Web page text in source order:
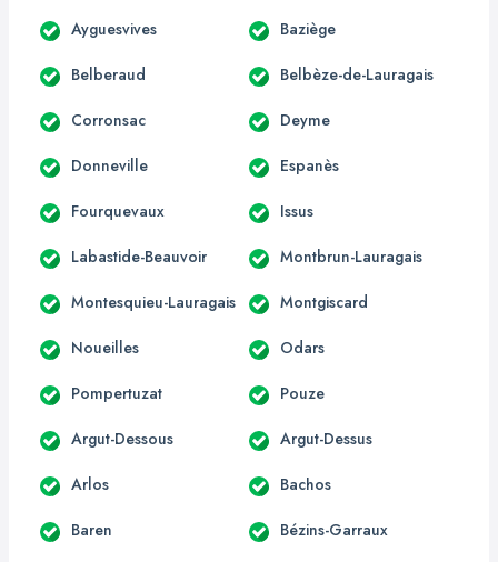
Ayguesvives Baziège
Belberaud Belbèze-de-Lauragais
Corronsac Deyme
Donneville Espanès
Fourquevaux Issus
Labastide-Beauvoir Montbrun-Lauragais
Montesquieu-Lauragais Montgiscard
Noueilles Odars
Pompertuzat Pouze
Argut-Dessous Argut-Dessus
Arlos Bachos
Baren Bézins-Garraux